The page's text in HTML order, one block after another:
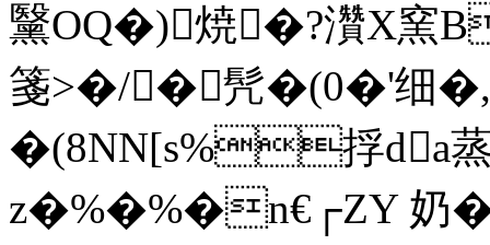
黳OQ�)焼�?灒X窯
箋>�/�髠�(0�'细�,
�(8NN[s%捊da蒸
z�%�%�n€┌ZY 奶�